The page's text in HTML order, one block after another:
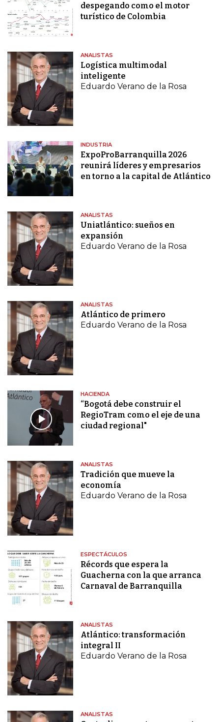
despegando como el motor
turístico de Colombia
ANALISTAS
Logística multimodal
inteligente
Eduardo Verano de la Rosa
INDUSTRIA
ExpoProBarranquilla 2026
reunirá líderes y empresarios
en torno a la capital de Atlántico
ANALISTAS
Uniatlántico: sueños en
expansión
Eduardo Verano de la Rosa
ANALISTAS
Atlántico de primero
Eduardo Verano de la Rosa
HACIENDA
“Bogotá debe construir el
RegioTram como el eje de una
ciudad regional"
ANALISTAS
Tradición que mueve la
economía
Eduardo Verano de la Rosa
ESPECTÁCULOS
Récords que espera la
Guacherna con la que arranca
Carnaval de Barranquilla
ANALISTAS
Atlántico: transformación
integral II
Eduardo Verano de la Rosa
ANALISTAS